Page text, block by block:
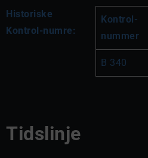
Historiske
Kontrol-numre:
Kontrol-
nummer
B 340
Tidslinje